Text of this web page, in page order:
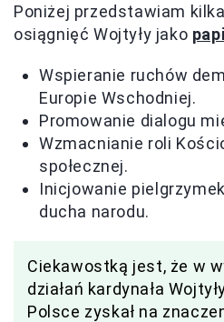
Poniżej przedstawiam
osiągnięć Wojtyły jako
Wspieranie ruchów
Europie Wschodniej.
Promowanie dialogu
Wzmacnianie roli
społecznej.
Inicjowanie
ducha narodu.
Ciekawostką jest, że w
działań kardynała
Polsce zyskał na